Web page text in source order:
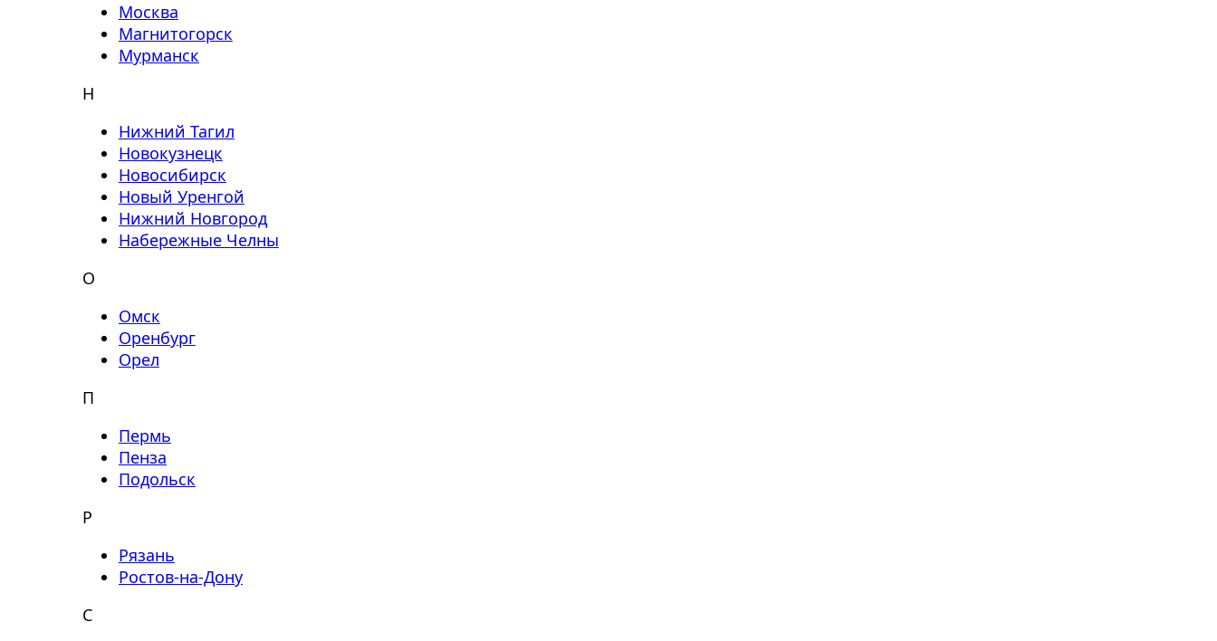
Москва
Магнитогорск
Мурманск
Н
Нижний Тагил
Новокузнецк
Новосибирск
Новый Уренгой
Нижний Новгород
Набережные Челны
О
Омск
Оренбург
Орел
П
Пермь
Пенза
Подольск
Р
Рязань
Ростов-на-Дону
С